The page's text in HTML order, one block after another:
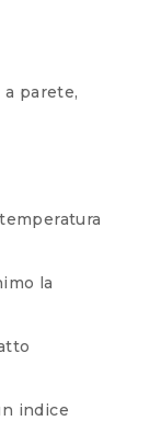
parete,
la
indice